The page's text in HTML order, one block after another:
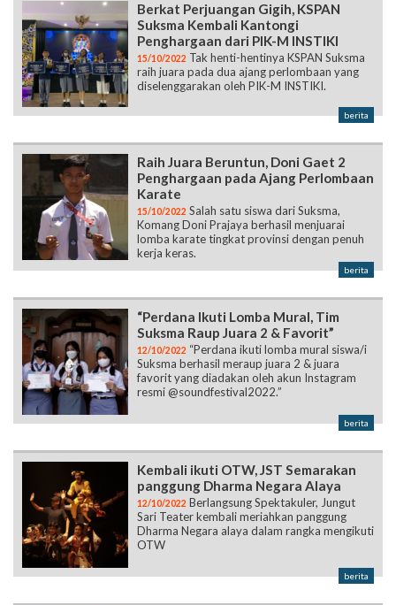
Berkat Perjuangan Gigih, KSPAN
Suksma Kembali Kantongi
Penghargaan dari PIK-M INSTIKI
15/10/2022 Tak henti-hentinya KSPAN Suksma
raih juara pada dua ajang perlombaan yang
diselenggarakan oleh PIK-M INSTIKI.
berita
Raih Juara Beruntun, Doni Gaet 2
Penghargaan pada Ajang Perlombaan
Karate
15/10/2022 Salah satu siswa dari Suksma,
Komang Doni Prajaya berhasil menjuarai
lomba karate tingkat provinsi dengan penuh
kerja keras.
berita
“Perdana Ikuti Lomba Mural, Tim
Suksma Raup Juara 2 & Favorit”
12/10/2022 “Perdana ikuti lomba mural siswa/i
Suksma berhasil meraup juara 2 & juara
favorit yang diadakan oleh akun Instagram
resmi @soundfestival2022.”
berita
Kembali ikuti OTW, JST Semarakan
panggung Dharma Negara Alaya
12/10/2022 Berlangsung Spektakuler, Jungut
Sari Teater kembali meriahkan panggung
Dharma Negara alaya dalam rangka mengikuti
OTW
berita